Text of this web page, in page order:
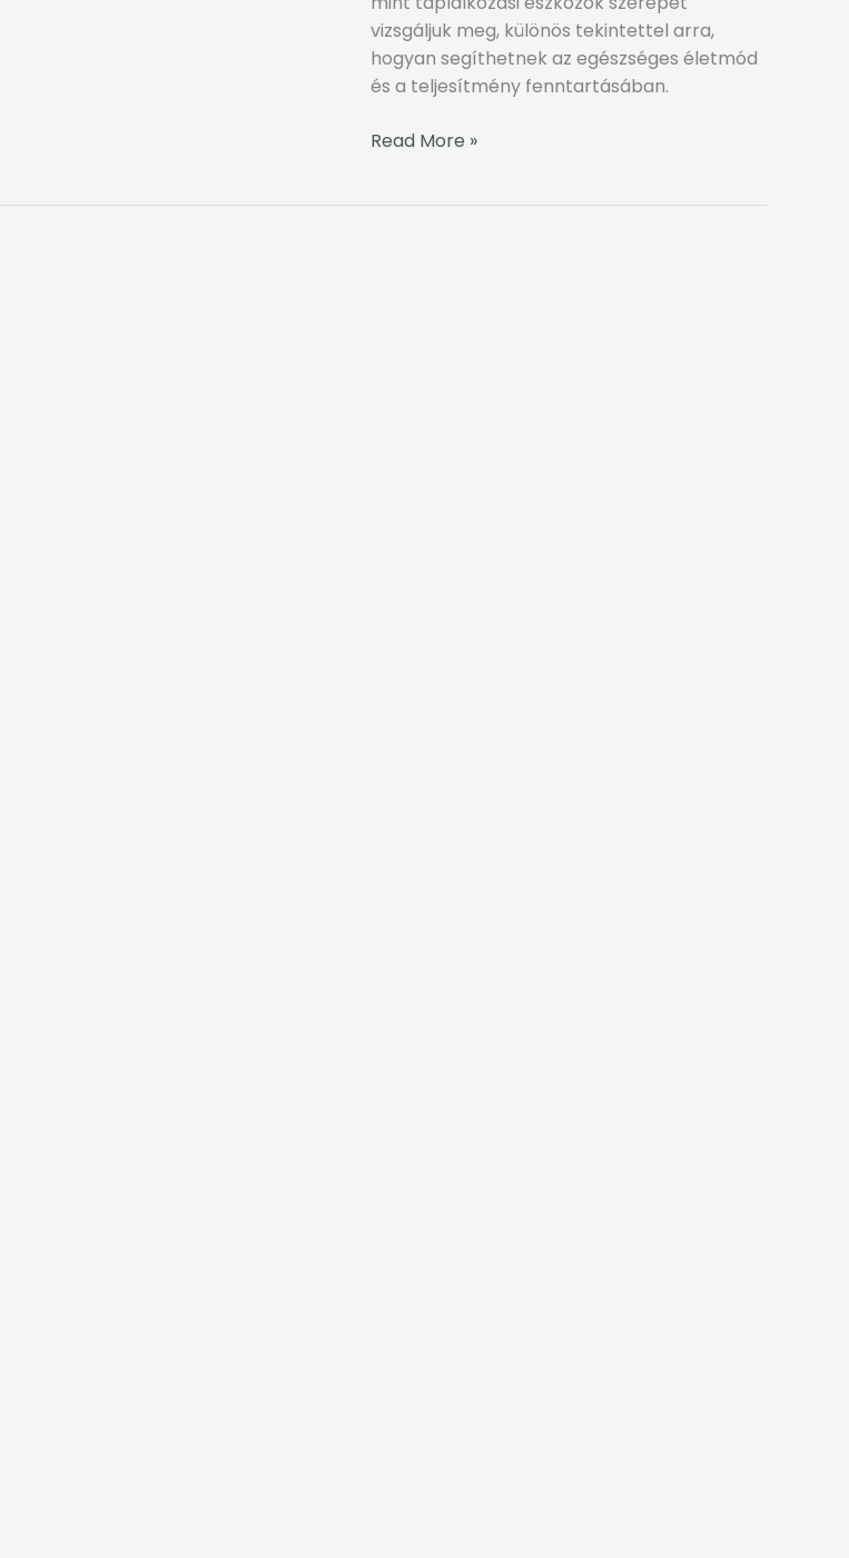
vizsgáljuk meg, különös tekintettel arra,
hogyan segíthetnek az egészséges életmód
és a teljesítmény fenntartásában.
Read More »